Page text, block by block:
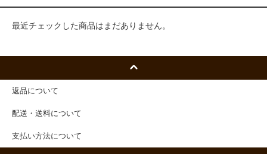
最近チェックした商品はまだありません。
返品について
配送・送料について
支払い方法について